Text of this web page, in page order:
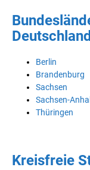
Deutschland
Berlin
Brandenburg
Sachsen
Sachsen-
Thüringen
Kreisfreie